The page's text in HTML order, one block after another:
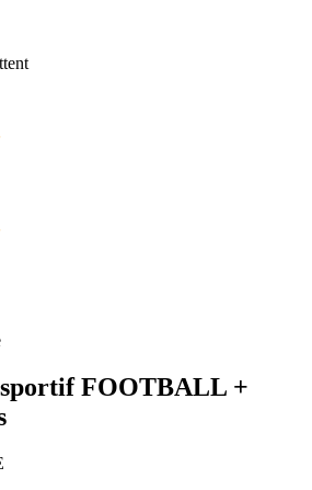
FOOTBALL +